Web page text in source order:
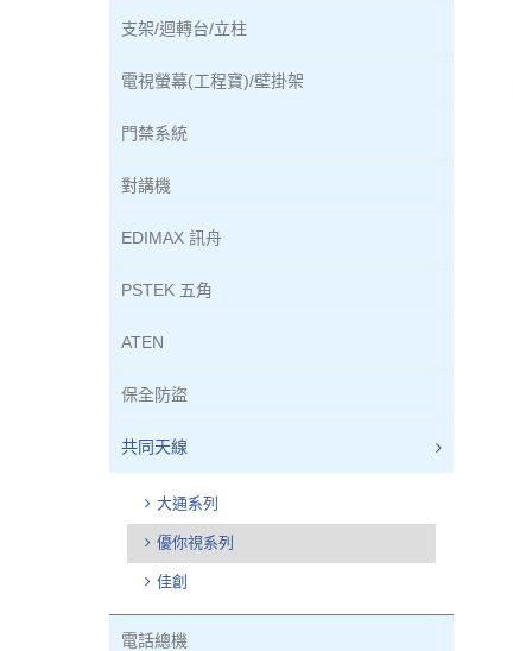
支架/迴轉台/立柱
電視螢幕(工程寶)/壁掛架
門禁系統
對講機
EDIMAX 訊舟
PSTEK 五角
ATEN
保全防盜
共同天線
大通系列
優你視系列
佳創
電話總機